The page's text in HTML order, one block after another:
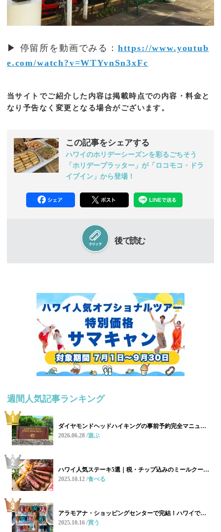
▶ 停留所を動画でみる： https://www.youtub
e.com/watch?v=WTYvnSn3xFc
当サイトでご紹介した内容は掲載時点での内容・料金と
なり予告なく変更となる場合がございます。
この記事をシェアする
ハワイのホリデーシーズンを彩るごちそう
「ホリデープラッター」が「ロコモコ・ドラ
イブイン」から登場！
後で読む
週間人気記事ランキング
ダイヤモンドヘッドハイキングの事前予約完全マニュ…
2026.06.28 遊ぶ
ハワイ人気ステーキ5選｜税・チップ込みのミールクー…
2025.10.12 食べる
アラモアナ・ショッピングセンターで完結！ハワイで…
2025.10.16 買う